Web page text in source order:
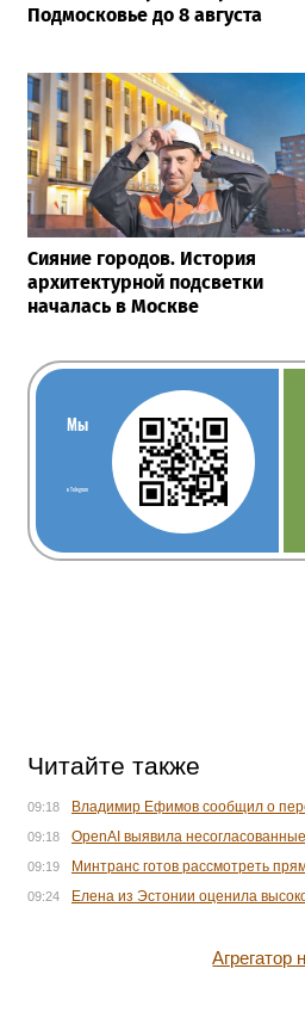
Подмосковье до 8 августа
Сияние городов. История
архитектурной подсветки
началась в Москве
Мы
в Telegram
Читайте также
09:18 Владимир Ефимов сообщил о
09:18 OpenAI выявила
09:19 Минтранс готов рассмотреть
09:24 Елена из Эстонии оценила